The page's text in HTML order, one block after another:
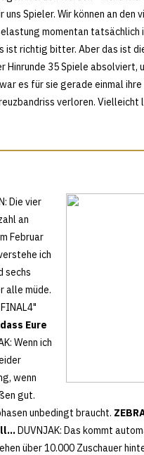
Spieler. Wir können an den
momentan tatsächlich
ist richtig bitter. Aber das ist
Hinrunde 35 Spiele absolviert,
es für sie gerade einmal ihre
verloren. Vielleicht
Die vier
an
Februar
ich
sechs
alle müde.
Eure
Wenn ich
wenn
gut.
unbedingt braucht.
DUVNJAK: Das kommt
über 10.000 Zuschauer